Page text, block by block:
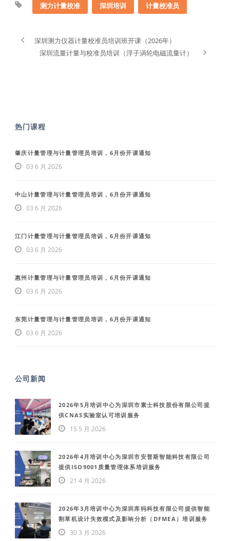
测力计量校准 深圳培训 计量校准员
深圳测力仪器计量校准员培训班开课（2026年）
深圳流量计量与校准员培训（浮子涡轮电磁流量计）
热门课程
肇庆计量管理与计量管理员培训，6月份开课通知
03 6 月 2026
中山计量管理与计量管理员培训，6月份开课通知
03 6 月 2026
江门计量管理与计量管理员培训，6月份开课通知
03 6 月 2026
惠州计量管理与计量管理员培训，6月份开课通知
03 6 月 2026
东莞计量管理与计量管理员培训，6月份开课通知
03 6 月 2026
公司新闻
2026年5月培训中心为深圳市素士科技股份有限公司提
供CNAS实验室认可培训服务
15 5 月 2026
2026年4月培训中心为深圳市安普斯智能科技有限公司
提供ISO9001质量管理体系培训服务
21 4 月 2026
2026年3月培训中心为深圳库犸科技有限公司提供智能
割草机设计失效模式及影响分析（DFMEA）培训服务
30 3 月 2026